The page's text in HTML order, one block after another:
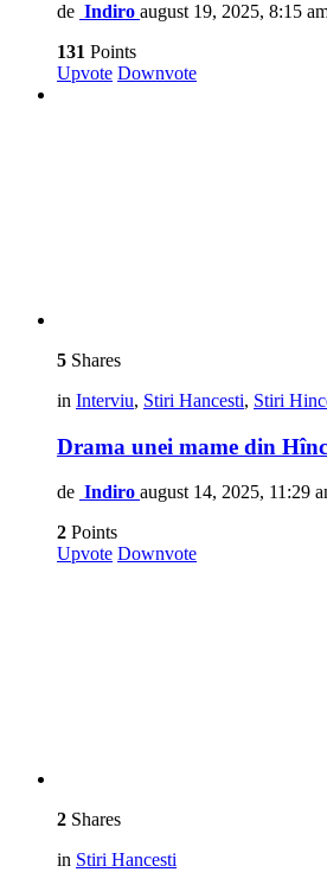
de Indiro august 19, 2025, 8:15
131 Points
Upvote Downvote
5 Shares
in Interviu, Stiri Hancesti, Stiri
Drama unei mame din
de Indiro august 14, 2025, 11:29
2 Points
Upvote Downvote
2 Shares
in Stiri Hancesti